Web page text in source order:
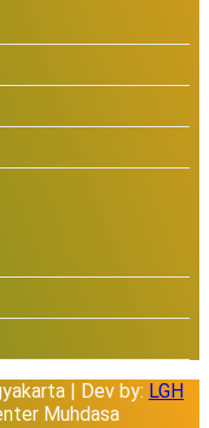
| Dev by: LGH
Muhdasa